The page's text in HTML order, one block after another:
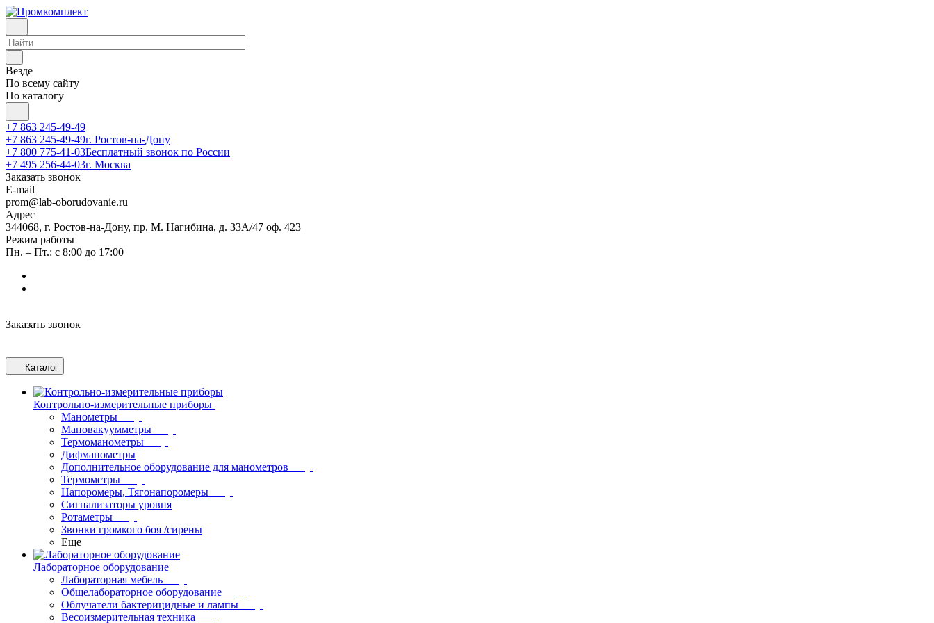
Везде
По всему сайту
По каталогу
+7 863 245-49-49
+7 863 245-49-49г. Ростов-на-Дону
+7 800 775-41-03Бесплатный звонок по России
+7 495 256-44-03г. Москва
Заказать звонок
E-mail
prom@lab-oborudovanie.ru
Адрес
344068, г. Ростов-на-Дону, пр. М. Нагибина, д. 33А/47 оф. 423
Режим работы
Пн. – Пт.: с 8:00 до 17:00
Заказать звонок
Каталог
Контрольно-измерительные приборы
Манометры
Мановакуумметры
Термоманометры
Дифманометры
Дополнительное оборудование для манометров
Термометры
Напоромеры, Тягонапоромеры
Сигнализаторы уровня
Ротаметры
Звонки громкого боя /сирены
Еще
Лабораторное оборудование
Лабораторная мебель
Общелабораторное оборудование
Облучатели бактерицидные и лампы
Весоизмерительная техника